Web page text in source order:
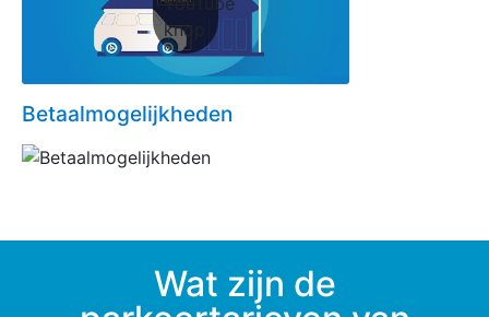
Betaalmogelijkheden
Wat zijn de